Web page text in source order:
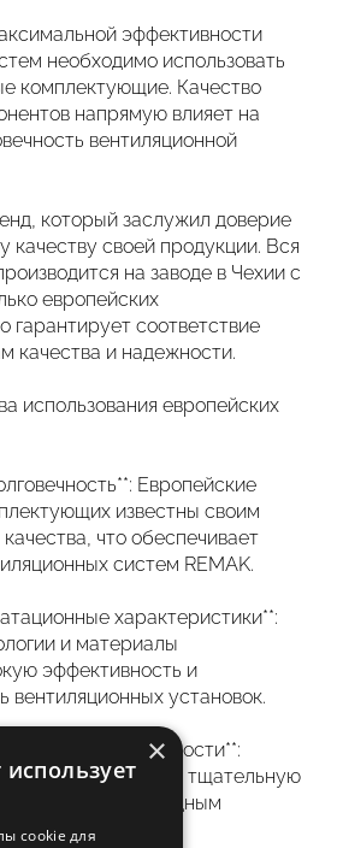
эффективности
необходимо использовать
комплектующие. Качество
напрямую влияет на
вентиляционной
который заслужил доверие
качеству своей продукции. Вся
на заводе в Чехии с
европейских
гарантирует соответствие
качества и надежности.
использования европейских
Европейские
известны своим
что обеспечивает
систем REMAK.
характеристики**:
и материалы
эффективность и
вентиляционных установок.
безопасности**:
проходят тщательную
международным
×
cookie для